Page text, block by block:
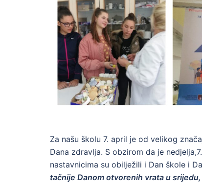
Za našu školu 7. april je od velikog
Dana zdravlja. S obzirom da je
nastavnicima su obilježili i Dan škole i
tačnije Danom otvorenih vrata u